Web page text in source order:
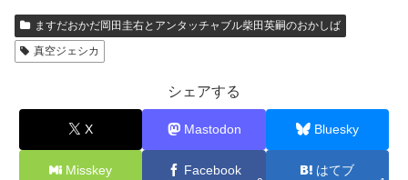
ますだおかだ岡田圭右とアンタッチャブル柴田英嗣のおかしば
真空ジェシカ
シェアする
X Mastodon Bluesky
Misskey Facebook はてブ